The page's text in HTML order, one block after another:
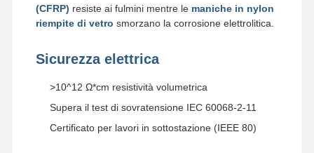
(CFRP) resiste ai fulmini mentre le maniche in nylon
riempite di vetro smorzano la corrosione elettrolitica.
Sicurezza elettrica
>10^12 Ω*cm resistività volumetrica
Supera il test di sovratensione IEC 60068-2-11
Certificato per lavori in sottostazione (IEEE 80)